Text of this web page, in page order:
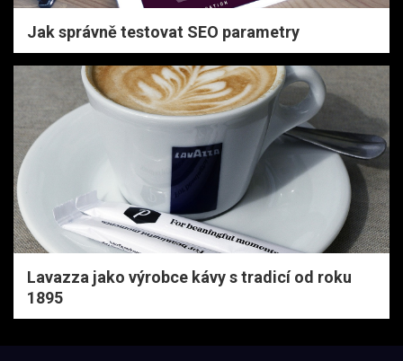
Jak správně testovat SEO parametry
Lavazza jako výrobce kávy s tradicí od roku
1895